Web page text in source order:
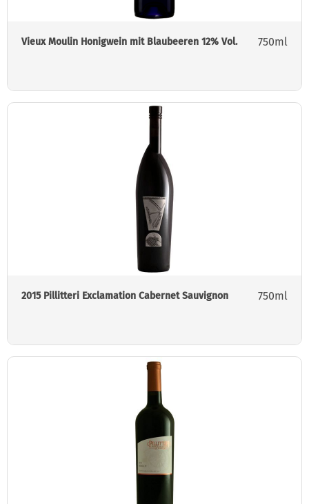
Vieux Moulin Honigwein mit Blaubeeren 12% Vol. 750ml
2015 Pillitteri Exclamation Cabernet Sauvignon 750ml